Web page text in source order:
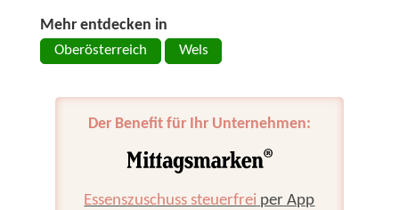
Mehr entdecken in
Oberösterreich Wels
Der Benefit für Ihr Unternehmen:
Essenszuschuss steuerfrei per App